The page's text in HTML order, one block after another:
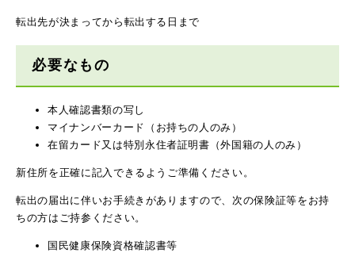
転出先が決まってから転出する日まで
必要なもの
本人確認書類の写し
マイナンバーカード（お持ちの人のみ）
在留カード又は特別永住者証明書（外国籍の人のみ）
新住所を正確に記入できるようご準備ください。
転出の届出に伴いお手続きがありますので、次の保険証等をお持
ちの方はご持参ください。
国民健康保険資格確認書等